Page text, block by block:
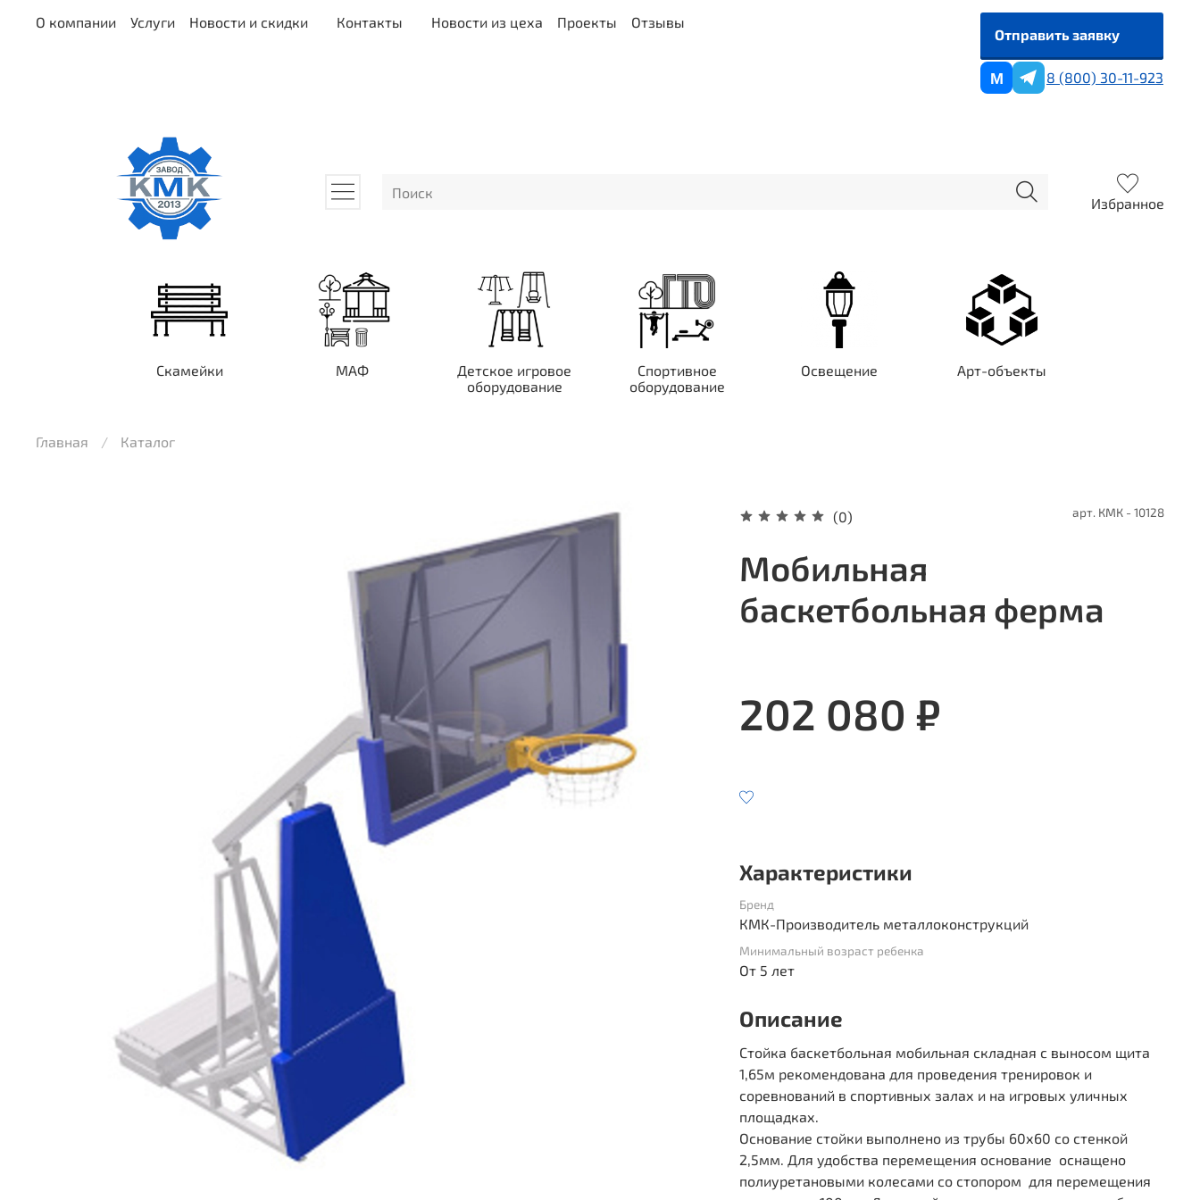
О компании Услуги Новости и скидки Контакты Новости из цеха Проекты Отзывы
Отправить заявку
M 8 (800) 30-11-923
Избранное
Скамейки МАФ
Детское игровое
оборудование
Спортивное
оборудование
Освещение Арт-объекты
Главная Каталог
(0) арт. КМК - 10128
Мобильная
баскетбольная ферма
202 080 ₽
Характеристики
Бренд
КМК-Производитель металлоконструкций
Минимальный возраст ребенка
От 5 лет
Описание
Стойка баскетбольная мобильная складная с выносом щита
1,65м рекомендована для проведения тренировок и
соревнований в спортивных залах и на игровых уличных
площадках.
Основание стойки выполнено из трубы 60х60 со стенкой
2,5мм. Для удобства перемещения основание оснащено
полиуретановыми колесами со стопором для перемещения